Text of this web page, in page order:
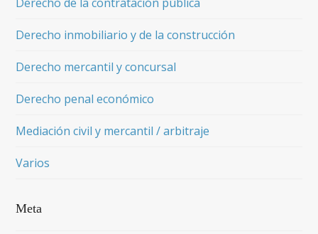
Derecho inmobiliario y de la construcción
Derecho mercantil y concursal
Derecho penal económico
Mediación civil y mercantil / arbitraje
Varios
Meta